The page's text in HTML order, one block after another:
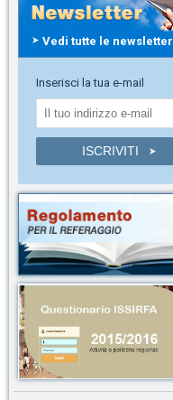
Vedi tutte le newsletter
Inserisci la tua e-mail